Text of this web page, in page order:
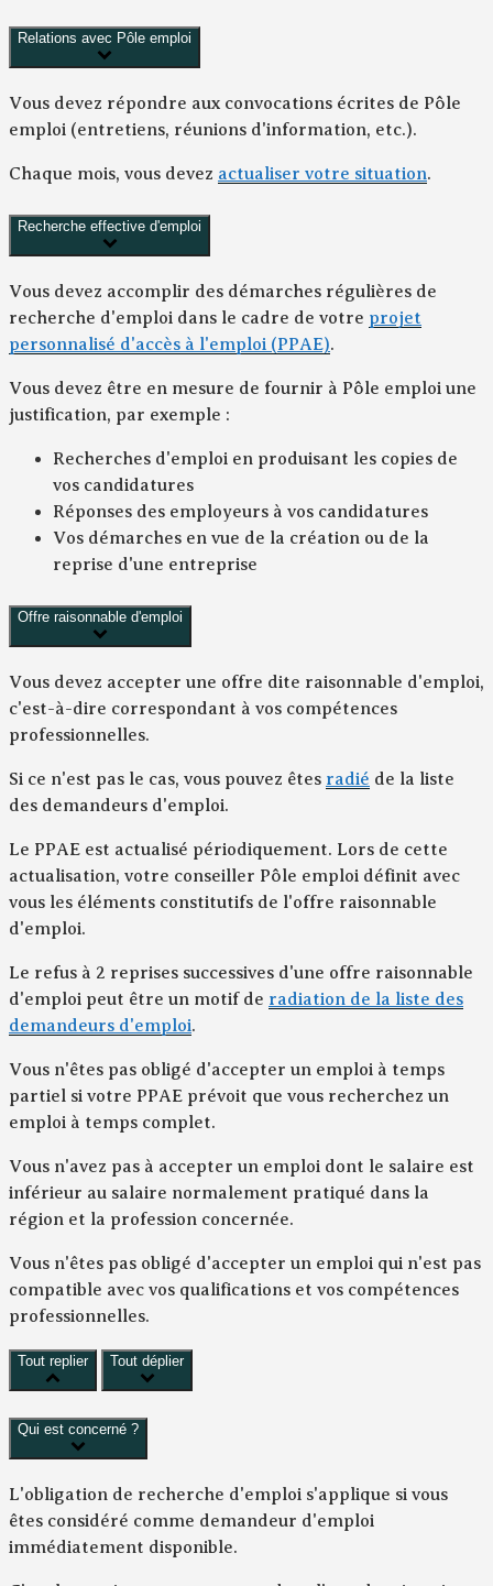
Relations avec Pôle emploi
Vous devez répondre aux convocations écrites de Pôle
emploi (entretiens, réunions d'information, etc.).
Chaque mois, vous devez actualiser votre situation.
Recherche effective d'emploi
Vous devez accomplir des démarches régulières de
recherche d'emploi dans le cadre de votre projet
personnalisé d'accès à l'emploi (PPAE).
Vous devez être en mesure de fournir à Pôle emploi une
justification, par exemple :
Recherches d'emploi en produisant les copies de
vos candidatures
Réponses des employeurs à vos candidatures
Vos démarches en vue de la création ou de la
reprise d'une entreprise
Offre raisonnable d'emploi
Vous devez accepter une offre dite raisonnable d'emploi,
c'est-à-dire correspondant à vos compétences
professionnelles.
Si ce n'est pas le cas, vous pouvez êtes radié de la liste
des demandeurs d'emploi.
Le PPAE est actualisé périodiquement. Lors de cette
actualisation, votre conseiller Pôle emploi définit avec
vous les éléments constitutifs de l'offre raisonnable
d'emploi.
Le refus à 2 reprises successives d'une offre raisonnable
d'emploi peut être un motif de radiation de la liste des
demandeurs d'emploi.
Vous n'êtes pas obligé d'accepter un emploi à temps
partiel si votre PPAE prévoit que vous recherchez un
emploi à temps complet.
Vous n'avez pas à accepter un emploi dont le salaire est
inférieur au salaire normalement pratiqué dans la
région et la profession concernée.
Vous n'êtes pas obligé d'accepter un emploi qui n'est pas
compatible avec vos qualifications et vos compétences
professionnelles.
Tout replier Tout déplier
Qui est concerné ?
L'obligation de recherche d'emploi s'applique si vous
êtes considéré comme demandeur d'emploi
immédiatement disponible.